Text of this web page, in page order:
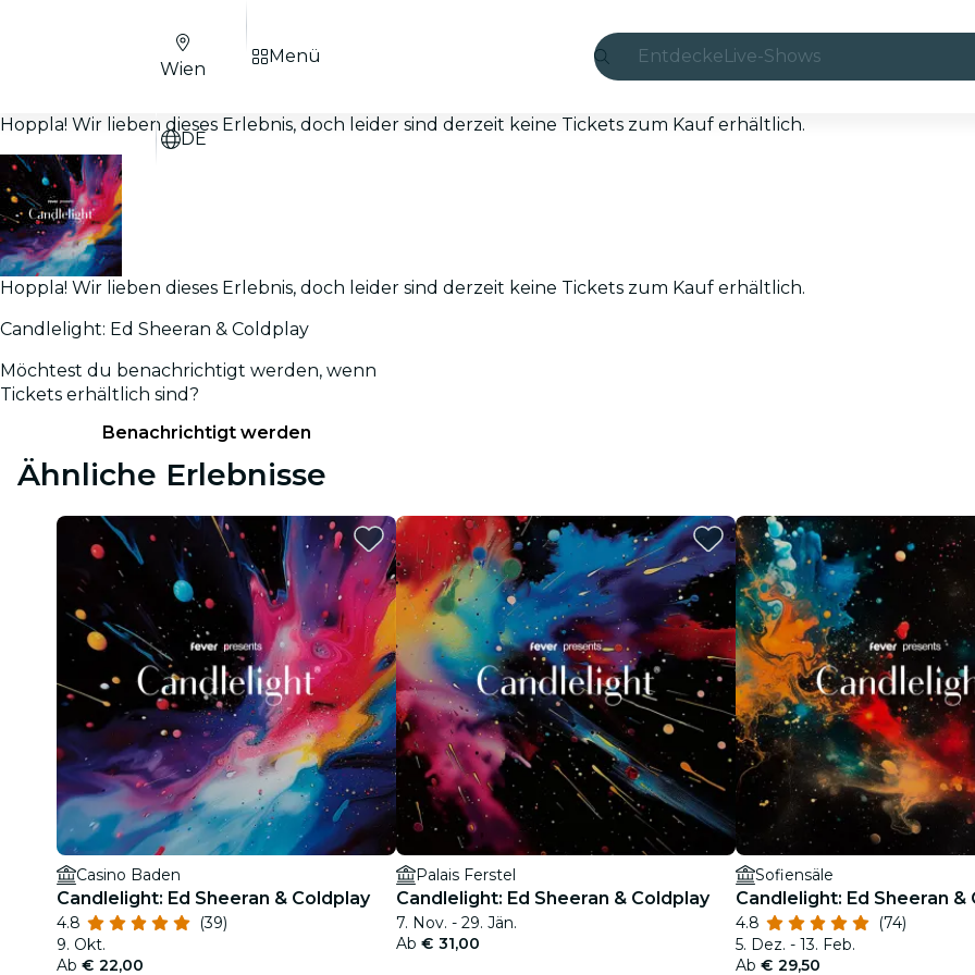
EntdeckeLive-Shows
São Paulo
Restaurants
Kino
Wien
DE
Menü
Hoppla! Wir lieben dieses Erlebnis, doch leider sind derzeit keine Tickets zum Kauf erhältlich.
Hoppla! Wir lieben dieses Erlebnis, doch leider sind derzeit keine Tickets zum Kauf erhältlich.
Candlelight: Ed Sheeran & Coldplay
Möchtest du benachrichtigt werden, wenn
Tickets erhältlich sind?
Benachrichtigt werden
Ähnliche Erlebnisse
Casino Baden
Candlelight: Ed Sheeran & Coldplay
4.8
(39)
9. Okt.
Ab € 22,00
Palais Ferstel
Candlelight: Ed Sheeran & Coldplay
7. Nov. - 29. Jän.
Ab € 31,00
Sofiensäle
Candlelight: Ed Sheeran &
4.8
(74)
5. Dez. - 13. Feb.
Ab € 29,50